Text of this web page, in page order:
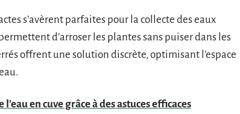
s’avèrent parfaites pour la collecte des eaux
d’arroser les plantes sans puiser dans les
offrent une solution discrète, optimisant l’espace
en cuve grâce à des astuces efficaces